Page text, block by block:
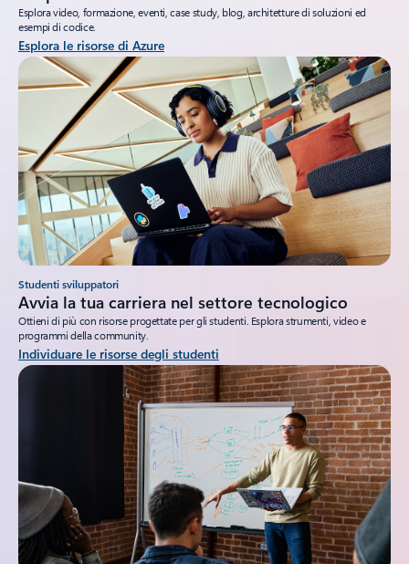
Esplora video, formazione, eventi, case study, blog, architetture di soluzioni ed
esempi di codice.
Esplora le risorse di Azure
Studenti sviluppatori
Avvia la tua carriera nel settore tecnologico
Ottieni di più con risorse progettate per gli studenti. Esplora strumenti, video e
programmi della community.
Individuare le risorse degli studenti